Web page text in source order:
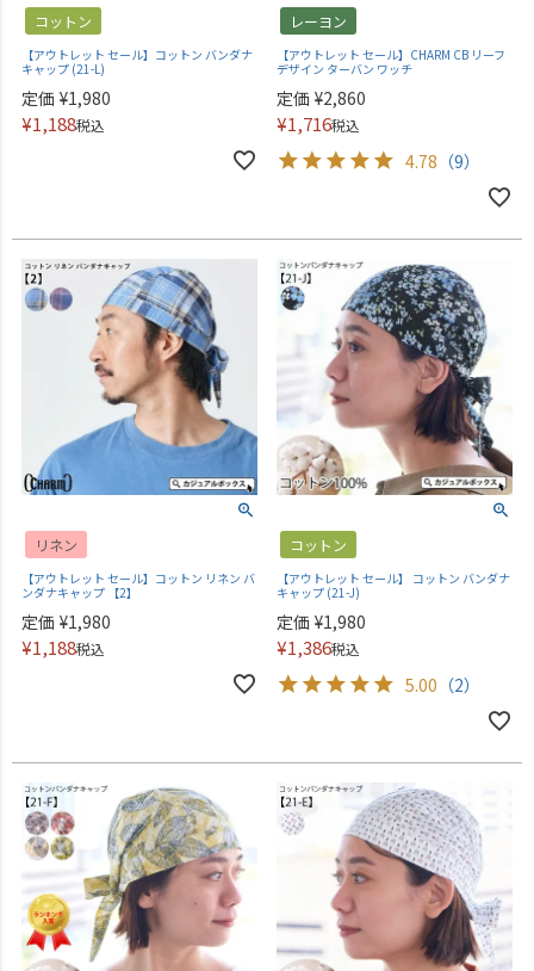
コットン
【アウトレット セール】コットン バンダナ
キャップ (21-L)
定価 ¥1,980
¥1,188税込
レーヨン
【アウトレット セール】CHARM CB リーフ
デザイン ターバン ワッチ
定価 ¥2,860
¥1,716税込
4.78 （9）
リネン
【アウトレット セール】コットン リネン バ
ンダナキャップ 【2】
定価 ¥1,980
¥1,188税込
コットン
【アウトレット セール】 コットン バンダナ
キャップ (21-J)
定価 ¥1,980
¥1,386税込
5.00 （2）